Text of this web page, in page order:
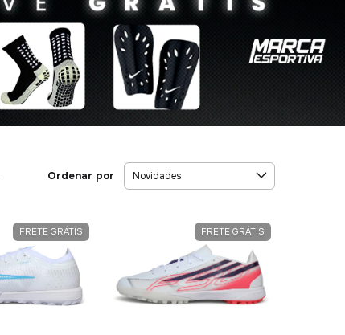
Ordenar por
FRETE GRÁTIS FRETE GRÁTIS